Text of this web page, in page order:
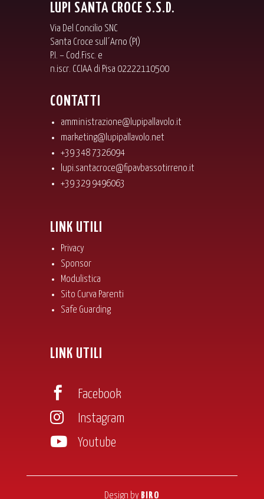
LUPI SANTA CROCE S.S.D.
Via Del Concilio SNC
Santa Croce sull´Arno (PI)
P.I. – Cod.Fisc. e
n.iscr. CCIAA di Pisa 02222110500
CONTATTI
amministrazione@lupipallavolo.it
marketing@lupipallavolo.net
+39 348 7326094
lupi.santacroce@fipavbassotirreno.it
+39 329 9496063
LINK UTILI
Privacy
Sponsor
Modulistica
Sito Curva Parenti
Safe Guarding
LINK UTILI
 Facebook
 Instagram
 Youtube
Design by BIRO